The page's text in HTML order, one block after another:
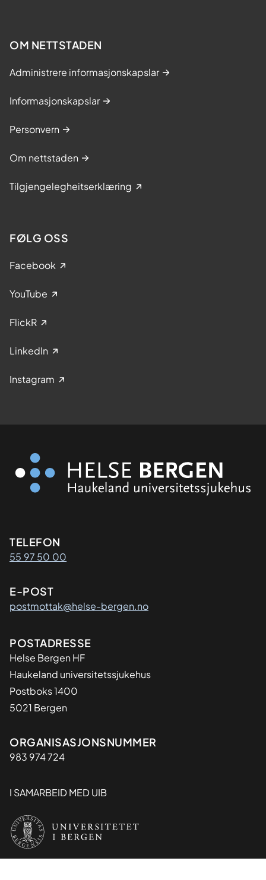
OM NETTSTADEN
Administrere informasjonskapslar
Informasjonskapslar
Personvern
Om nettstaden
Tilgjengelegheitserklæring
FØLG OSS
Facebook
YouTube
FlickR
LinkedIn
Instagram
Kontaktinformasjon
TELEFON
55 97 50 00
E-POST
postmottak@helse-bergen.no
Adresse
POSTADRESSE
Helse Bergen HF
Haukeland universitetssjukehus
Postboks 1400
5021 Bergen
Organisasjon
ORGANISASJONSNUMMER
983 974 724
I SAMARBEID MED UIB